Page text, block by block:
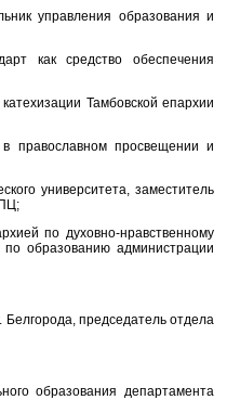
управления образования и
как средство обеспечения
Тамбовской епархии
в православном просвещении и
университета, заместитель
по духовно-нравственному
образованию администрации
председатель отдела
образования департамента